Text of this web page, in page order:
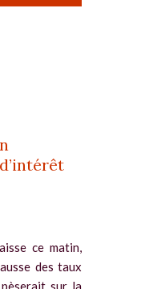
ce matin,
des taux
sur la